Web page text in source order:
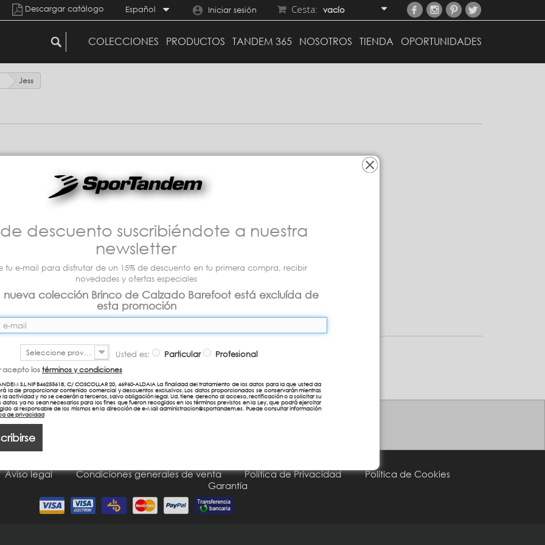
Cesta: vacío
Iniciar sesión
Español
Descargar catálogo
COLECCIONES PRODUCTOS TANDEM 365 NOSOTROS TIENDA OPORTUNIDADES
de descuento suscribiéndote a nuestra
newsletter
tu e-mail para disfrutar de un 15% de descuento en tu primera compra, recibir
novedades y ofertas especiales
nueva colección Brinco de Calzado Barefoot está excluída de
esta promoción
Seleccione provincia Usted es: Particular Profesional
acepto los términos y condiciones
S.L NIF B46255618, C/ COSCOLLAR 20, 46960-ALDAIA La finalidad del tratamiento de los datos para la que usted da
la de proporcionar contenido comercial y descuentos exclusivos. Los datos proporcionados se conservarán mientras
la actividad y no se cederán a terceros, salvo obligación legal. Ud. tiene derecho al acceso, rectificación o a solicitar su
datos ya no sean necesarios para los fines que fueron recogidos en los términos previstos en la Ley, que podrá ejercitar
al responsable de los mismos en la dirección de e-Mail administracion@sportandem.es. Puede consultar información
de privacidad
Jess
Tel. 96 150 73 79 Fax.96 150 87 80
Camino del Coscollar, 18-20 46960 Aldaia Valencia
Aviso legal Condiciones generales de venta Política de Privacidad
Política de Cookies
Garantía